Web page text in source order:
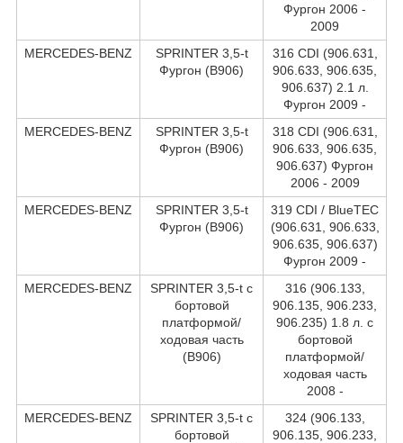
Фургон 2006 -
2009
MERCEDES-BENZ
SPRINTER 3,5-t
Фургон (B906)
316 CDI (906.631,
906.633, 906.635,
906.637) 2.1 л.
Фургон 2009 -
MERCEDES-BENZ
SPRINTER 3,5-t
Фургон (B906)
318 CDI (906.631,
906.633, 906.635,
906.637) Фургон
2006 - 2009
MERCEDES-BENZ
SPRINTER 3,5-t
Фургон (B906)
319 CDI / BlueTEC
(906.631, 906.633,
906.635, 906.637)
Фургон 2009 -
MERCEDES-BENZ
SPRINTER 3,5-t c
бортовой
платформой/
ходовая часть
(B906)
316 (906.133,
906.135, 906.233,
906.235) 1.8 л. c
бортовой
платформой/
ходовая часть
2008 -
MERCEDES-BENZ
SPRINTER 3,5-t c
бортовой
324 (906.133,
906.135, 906.233,